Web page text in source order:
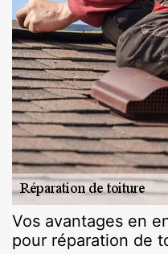
Vos avantages en
pour réparation de